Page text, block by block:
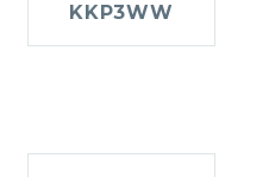
KKP3WW